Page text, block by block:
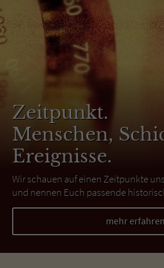
Zeitpunkt.
Menschen,
Ereignisse.
Wir schauen auf einen Zeitpunkte
und nennen Euch passende
mehr erfahren